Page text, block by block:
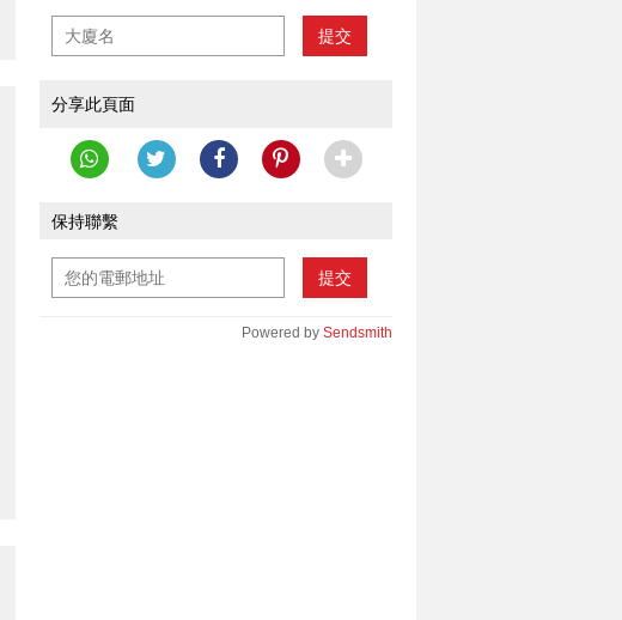
提交
分享此頁面
保持聯繫
提交
Powered by Sendsmith